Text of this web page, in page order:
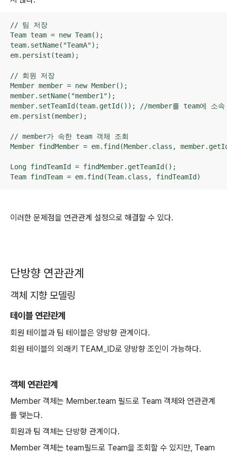
// 팀 저장
Team team = new Team();
team.setName("TeamA");
em.persist(team);
// 회원 저장
Member member = new Member();
member.setName("member1");
member.setTeamId(team.getId()); //member를 team에 소속
em.persist(member);
// member가 속한 team 객체 조회
Member findMember = em.find(Member.class,
Long findTeamId = findMember.getTeamId();
Team findTeam = em.find(Team.class, findTeamId)
이러한 문제점을 연관관계 설정으로 해결할 수 있다.
단방향 연관관계
객체 지향 모델링
테이블 연관관계
회원 테이블과 팀 테이블은 양방향 관계이다.
회원 테이블의 외래키 TEAM_ID로 양방향 조인이 가능하다.
객체 연관관계
Member 객체는 Member.team 필드로 Team 객체와 연관관계
를 맺는다.
회원과 팀 객체는 단방향 관계이다.
Member 객체는 team필드로 Team을 조회할 수 있지만, Team